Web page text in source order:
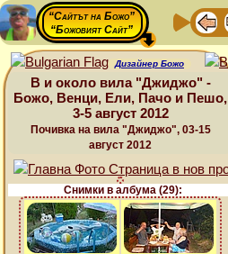
“Сайтът на Божо”
“Божовият Сайт”
Дизайнер Божо
В и около вила "Джиджо" -
Божо, Венци, Ели, Пачо и Пешо,
3-5 август 2012
Почивка на вила "Джиджо", 03-15
август 2012
Снимки в албума (29):